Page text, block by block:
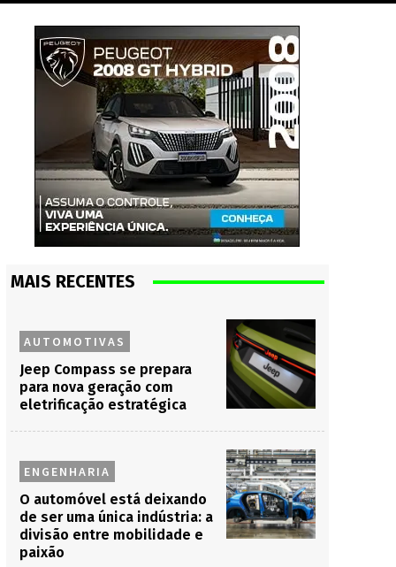
MAIS RECENTES
AUTOMOTIVAS
Jeep Compass se prepara
para nova geração com
eletrificação estratégica
ENGENHARIA
O automóvel está deixando
de ser uma única indústria: a
divisão entre mobilidade e
paixão